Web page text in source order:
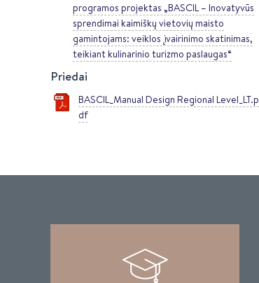
programos projektas „BASCIL – Inovatyvūs
sprendimai kaimiškų vietovių maisto
gamintojams: veiklos įvairinimo skatinimas,
teikiant kulinarinio turizmo paslaugas“
Priedai
BASCIL_Manual Design Regional Level_LT.p
df